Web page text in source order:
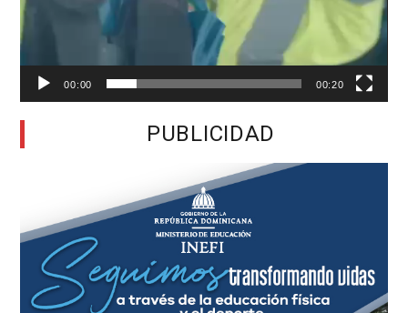
00:00 00:20
PUBLICIDAD